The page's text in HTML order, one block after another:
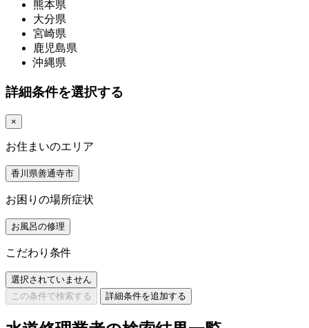
熊本県
大分県
宮崎県
鹿児島県
沖縄県
詳細条件を選択する
×
お住まいのエリア
香川県善通寺市
お困りの場所症状
お風呂の修理
こだわり条件
選択されていません
この条件で検索する
詳細条件を追加する